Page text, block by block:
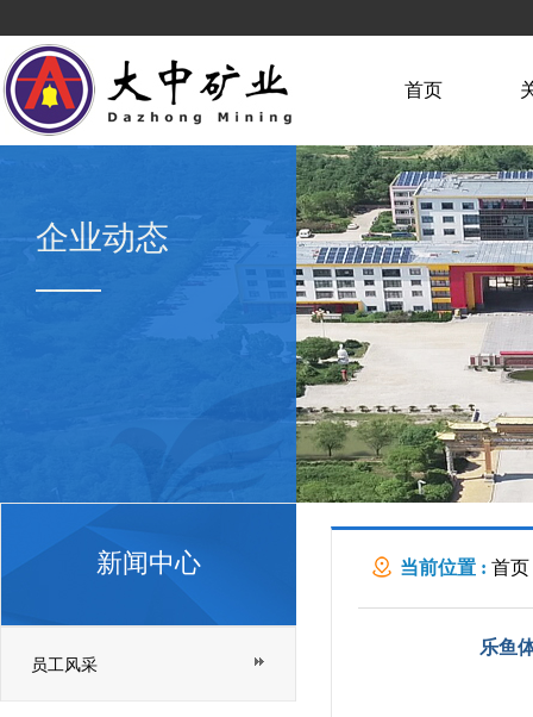
首页
企业动态
新闻中心
员工风采
当前位置 : 首页
乐鱼